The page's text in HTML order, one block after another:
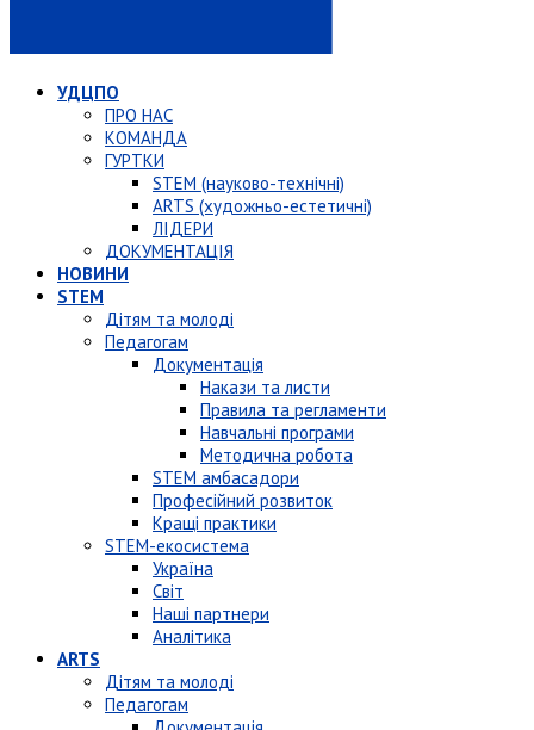
УДЦПО
ПРО НАС
КОМАНДА
ГУРТКИ
STEM (науково-технічні)
ARTS (художньо-естетичні)
ЛІДЕРИ
ДОКУМЕНТАЦІЯ
НОВИНИ
STEM
Дітям та молоді
Педагогам
Документація
Накази та листи
Правила та регламенти
Навчальні програми
Методична робота
STEM амбасадори
Професійний розвиток
Кращі практики
STEM-екосистема
Україна
Світ
Наші партнери
Аналітика
ARTS
Дітям та молоді
Педагогам